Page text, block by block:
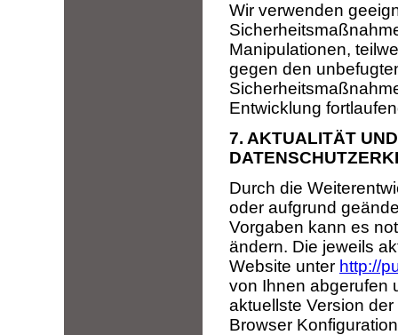
Wir verwenden
Manipulationen,
gegen den
Entwicklung
7. AKTUALITÄT
Durch die
oder aufgrund
Vorgaben kann es
ändern. Die jeweils
Website unter http://
von Ihnen abgerufen
aktuellste Version
Browser